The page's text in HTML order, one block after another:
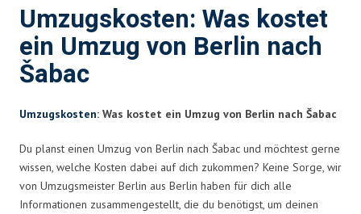
Umzugskosten: Was kostet
ein Umzug von Berlin nach
Šabac
Umzugskosten: Was kostet ein Umzug von Berlin nach Šabac
Du planst einen Umzug von Berlin nach Šabac und möchtest gerne
wissen, welche Kosten dabei auf dich zukommen? Keine Sorge, wir
von Umzugsmeister Berlin aus Berlin haben für dich alle
Informationen zusammengestellt, die du benötigst, um deinen